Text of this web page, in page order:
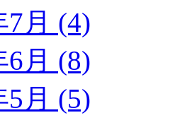
7月 (4)
6月 (8)
5月 (5)